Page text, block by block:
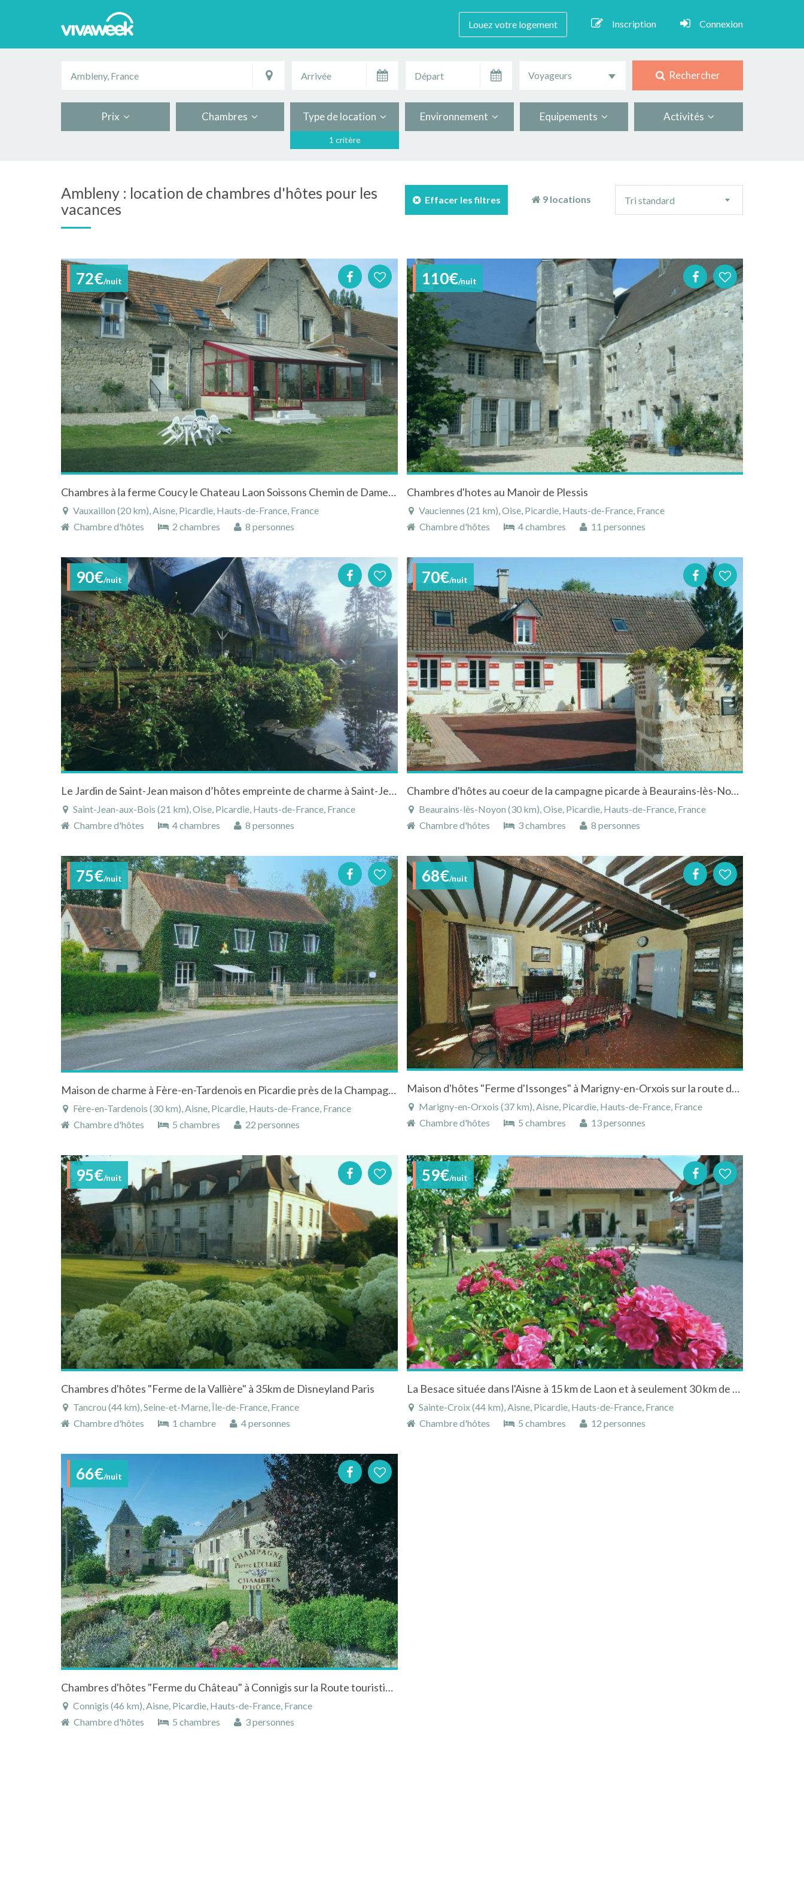
Louez votre logement Inscription Connexion
Voyageurs Rechercher
Prix Chambres Type de location
1 critère
Environnement Equipements Activités
Ambleny : location de chambres d'hôtes pour les
vacances
Effacer les filtres 9 locations
tri
Tri standard
72€/nuit
Chambres à la ferme Coucy le Chateau Laon Soissons Chemin de Dames Chauny calme
Vauxaillon (20 km), Aisne, Picardie, Hauts-de-France, France
Chambre d'hôtes
2 chambres 8 personnes
110€/nuit
Chambres d'hotes au Manoir de Plessis
Vauciennes (21 km), Oise, Picardie, Hauts-de-France, France
Chambre d'hôtes
4 chambres 11 personnes
90€/nuit
Le Jardin de Saint-Jean maison d’hôtes empreinte de charme à Saint-Jean-aux-Bois
Saint-Jean-aux-Bois (21 km), Oise, Picardie, Hauts-de-France, France
Chambre d'hôtes
4 chambres 8 personnes
70€/nuit
Chambre d'hôtes au coeur de la campagne picarde à Beaurains-lès-Noyons dans l'Oise en Picardie
Beaurains-lès-Noyon (30 km), Oise, Picardie, Hauts-de-France, France
Chambre d'hôtes
3 chambres 8 personnes
75€/nuit
Maison de charme à Fère-en-Tardenois en Picardie près de la Champagne avec piscine chauffée
Fère-en-Tardenois (30 km), Aisne, Picardie, Hauts-de-France, France
Chambre d'hôtes
5 chambres 22 personnes
68€/nuit
Maison d'hôtes "Ferme d'Issonges" à Marigny-en-Orxois sur la route du champagne
Marigny-en-Orxois (37 km), Aisne, Picardie, Hauts-de-France, France
Chambre d'hôtes
5 chambres 13 personnes
95€/nuit
Chambres d'hôtes "Ferme de la Vallière" à 35km de Disneyland Paris
Tancrou (44 km), Seine-et-Marne, Île-de-France, France
Chambre d'hôtes
1 chambre 4 personnes
59€/nuit
La Besace située dans l'Aisne à 15 km de Laon et à seulement 30 km de Reims.
Sainte-Croix (44 km), Aisne, Picardie, Hauts-de-France, France
Chambre d'hôtes
5 chambres 12 personnes
66€/nuit
Chambres d'hôtes "Ferme du Château" à Connigis sur la Route touristique du Champagne
Connigis (46 km), Aisne, Picardie, Hauts-de-France, France
Chambre d'hôtes
5 chambres 3 personnes